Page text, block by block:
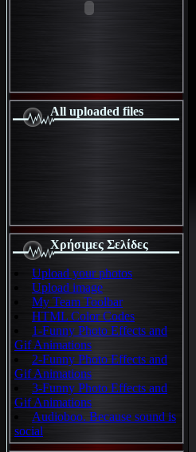
All uploaded files
Χρήσιμες Σελίδες
Upload your photos
Upload image
My Team Toolbar
HTML Color Codes
1-Funny Photo Effects and
Gif Animations
2-Funny Photo Effects and
Gif Animations
3-Funny Photo Effects and
Gif Animations
Audioboo. Because sound is
social